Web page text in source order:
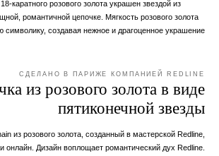
каратного розового золота украшен звездой из
романтичной цепочке. Мягкость розового золота
символику, создавая нежное и драгоценное украшение
СДЕЛАНО В ПАРИЖЕ КОМПАНИЕЙ REDLINE
из розового золота в виде
пятиконечной звезды
из розового золота, созданный в мастерской Redline,
онлайн. Дизайн воплощает романтический дух Redline.